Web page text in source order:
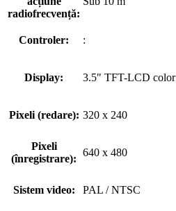
radiofrecvență:
Controler: :
Display: 3.5" TFT-LCD color
Pixeli (redare): 320 x 240
Pixeli
(înregistrare):
640 x 480
Sistem video: PAL / NTSC